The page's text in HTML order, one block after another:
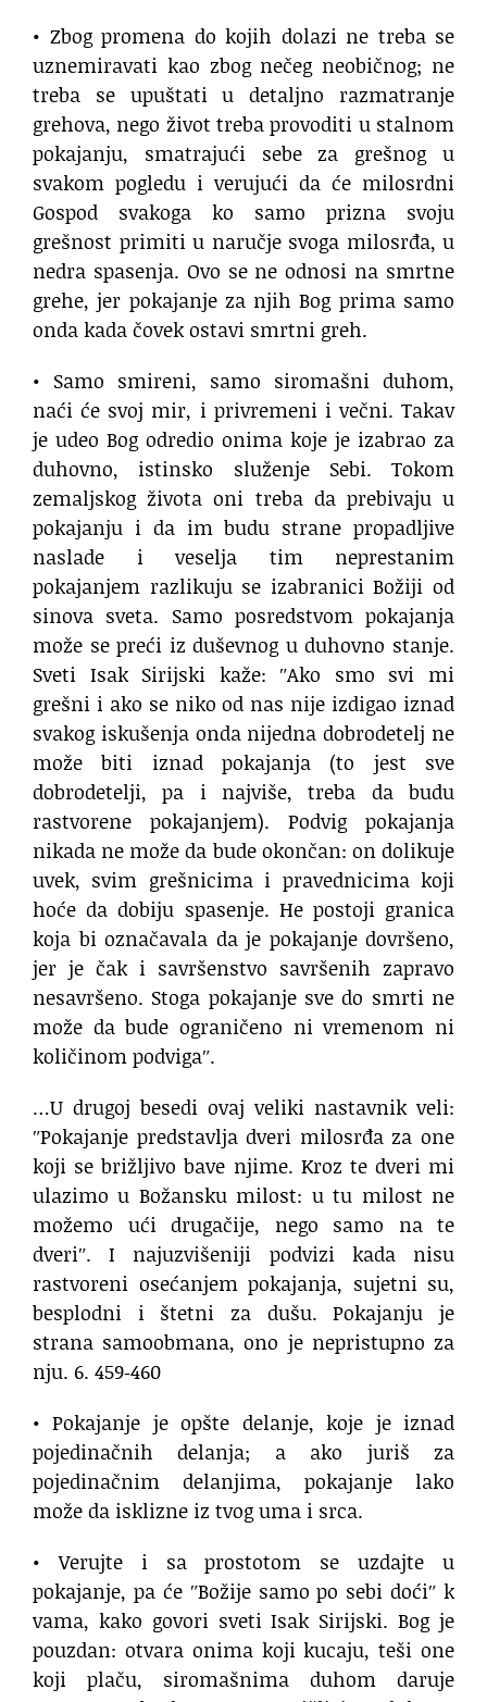
• Zbog promena do kojih dolazi ne treba se
uznemiravati kao zbog nečeg neobičnog; ne
treba se upuštati u detaljno razmatranje
grehova, nego život treba provoditi u stalnom
pokajanju, smatrajući sebe za grešnog u
svakom pogledu i verujući da će milosrdni
Gospod svakoga ko samo prizna svoju
grešnost primiti u naručje svoga milosrđa, u
nedra spasenja. Ovo se ne odnosi na smrtne
grehe, jer pokajanje za njih Bog prima samo
onda kada čovek ostavi smrtni greh.
• Samo smireni, samo siromašni duhom,
naći će svoj mir, i privremeni i večni. Takav
je udeo Bog odredio onima koje je izabrao za
duhovno, istinsko služenje Sebi. Tokom
zemaljskog života oni treba da prebivaju u
pokajanju i da im budu strane propadljive
naslade i veselja tim neprestanim
pokajanjem razlikuju se izabranici Božiji od
sinova sveta. Samo posredstvom pokajanja
može se preći iz duševnog u duhovno stanje.
Sveti Isak Sirijski kaže: ʺAko smo svi mi
grešni i ako se niko od nas nije izdigao iznad
svakog iskušenja onda nijedna dobrodetelj ne
može biti iznad pokajanja (to jest sve
dobrodetelji, pa i najviše, treba da budu
rastvorene pokajanjem). Podvig pokajanja
nikada ne može da bude okončan: on dolikuje
uvek, svim grešnicima i pravednicima koji
hoće da dobiju spasenje. He postoji granica
koja bi označavala da je pokajanje dovršeno,
jer je čak i savršenstvo savršenih zapravo
nesavršeno. Stoga pokajanje sve do smrti ne
može da bude ograničeno ni vremenom ni
količinom podvigaʺ.
…U drugoj besedi ovaj veliki nastavnik veli:
ʺPokajanje predstavlja dveri milosrđa za one
koji se brižljivo bave njime. Kroz te dveri mi
ulazimo u Božansku milost: u tu milost ne
možemo ući drugačije, nego samo na te
dveriʺ. I najuzvišeniji podvizi kada nisu
rastvoreni osećanjem pokajanja, sujetni su,
besplodni i štetni za dušu. Pokajanju je
strana samoobmana, ono je nepristupno za
nju. 6. 459‐460
• Pokajanje je opšte delanje, koje je iznad
pojedinačnih delanja; a ako juriš za
pojedinačnim delanjima, pokajanje lako
može da isklizne iz tvog uma i srca.
• Verujte i sa prostotom se uzdajte u
pokajanje, pa će ʺBožije samo po sebi doćiʺ k
vama, kako govori sveti Isak Sirijski. Bog je
pouzdan: otvara onima koji kucaju, teši one
koji plaču, siromašnima duhom daruje